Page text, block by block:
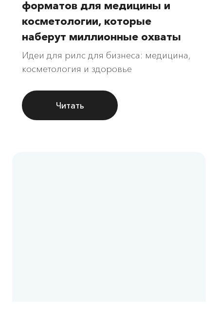
форматов для медицины и
косметологии, которые
наберут миллионные охваты
Идеи для рилс для бизнеса: медицина,
косметология и здоровье
Читать